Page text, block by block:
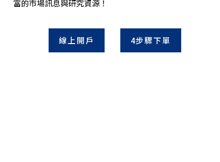
富的市場訊息與研究資源！
線上開戶 4步驟下單